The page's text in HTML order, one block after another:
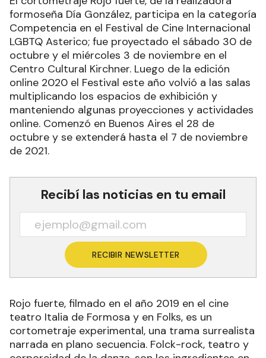
formoseña Día González, participa en la categoría
Competencia en el Festival de Cine Internacional
LGBTQ Asterico; fue proyectado el sábado 30 de
octubre y el miércoles 3 de noviembre en el
Centro Cultural Kirchner. Luego de la edición
online 2020 el Festival este año volvió a las salas
multiplicando los espacios de exhibición y
manteniendo algunas proyecciones y actividades
online. Comenzó en Buenos Aires el 28 de
octubre y se extenderá hasta el 7 de noviembre
de 2021.
Recibí las noticias en tu email
RECIBIR NEWSLETTER
Rojo fuerte, filmado en el año 2019 en el cine
teatro Italia de Formosa y en Folks, es un
cortometraje experimental, una trama surrealista
narrada en plano secuencia. Folck-rock, teatro y